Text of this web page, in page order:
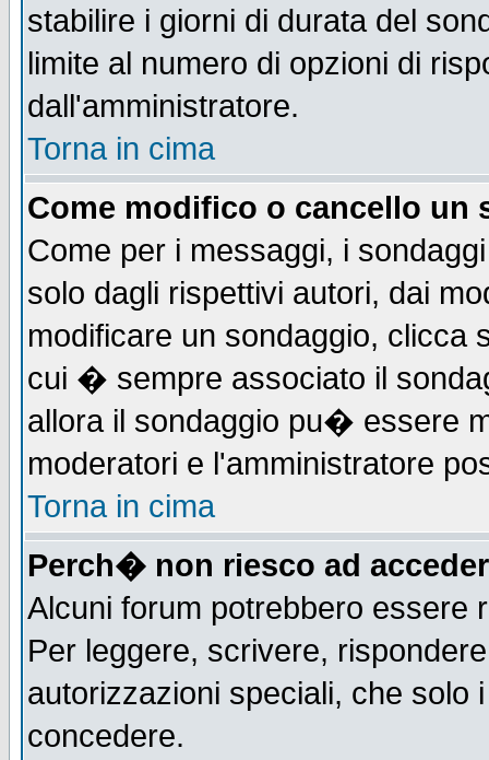
stabilire i giorni di durata del
limite al numero di opzioni di
dall'amministratore.
Torna in cima
Come modifico o cancello un
Come per i messaggi, i
solo dagli rispettivi autori, dai
modificare un sondaggio, clicca
cui � sempre associato il
allora il sondaggio pu� essere
moderatori e l'amministratore
Torna in cima
Perch� non riesco ad
Alcuni forum potrebbero essere
Per leggere, scrivere,
autorizzazioni speciali, che solo
concedere.